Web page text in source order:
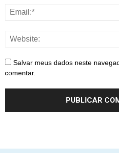
Salvar meus dados neste
comentar.